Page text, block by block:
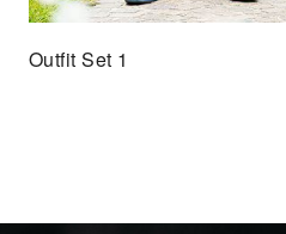
Outfit Set 1